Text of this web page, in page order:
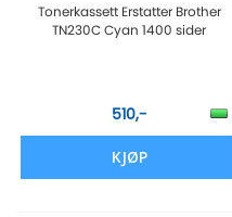
Tonerkassett Erstatter Brother
TN230C Cyan 1400 sider
510,-
KJØP